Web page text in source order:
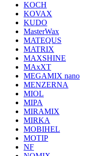
KOCH
KOVAX
KUDO
MasterWax
MATEQUS
MATRIX
MAXSHINE
MAxXT
MEGAMIX nano
MENZERNA
MIOL
MIPA
MIRAMIX
MIRKA
MOBIHEL
MOTIP
NF